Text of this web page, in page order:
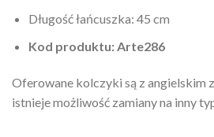
Długość łańcuszka: 45 cm
Kod produktu: Arte286
Oferowane kolczyki są z angielskim
istnieje możliwość zamiany na inny